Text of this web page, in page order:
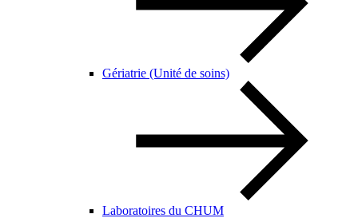
Gériatrie (Unité de soins)
Laboratoires du CHUM